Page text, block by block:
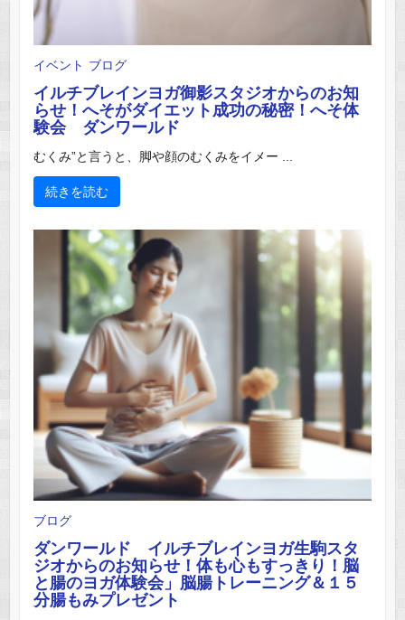
イベント ブログ
イルチブレインヨガ御影スタジオからのお知
らせ！へそがダイエット成功の秘密！へそ体
験会 ダンワールド
むくみ”と言うと、脚や顔のむくみをイメー ...
続きを読む
ブログ
ダンワールド イルチブレインヨガ生駒スタ
ジオからのお知らせ！体も心もすっきり！脳
と腸のヨガ体験会」脳腸トレーニング＆１５
分腸もみプレゼント